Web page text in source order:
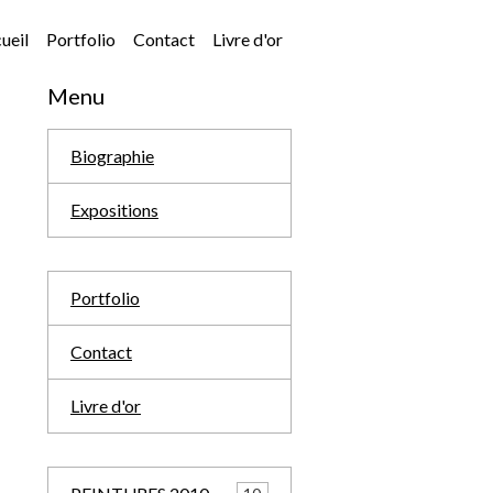
Portfolio Contact Livre d'or
Menu
Biographie
Expositions
Portfolio
Contact
Livre d'or